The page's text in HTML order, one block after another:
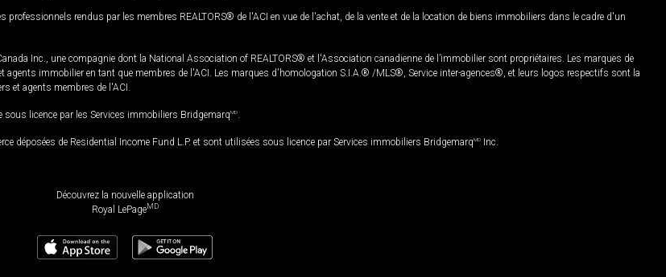
rendus par les membres REALTORS® de l'ACI en vue de l'achat, de la vente et de la location de biens immobiliers dans le cadre d'un
Inc., une compagnie dont la National Association of REALTORS® et l'Association canadienne de l’immobilier sont propriétaires. Les marques de
immobilier en tant que membres de l'ACI. Les marques d'homologation S.I.A.® /MLS®, Service inter-agences®, et leurs logos respectifs sont la
et agents membres de l'ACI.
sous licence par les Services immobiliers BridgemarqMD
déposées de Residential Income Fund L.P. et sont utilisées sous licence par Services immobiliers BridgemarqMD Inc.
Découvrez la nouvelle application
Royal LePageMD